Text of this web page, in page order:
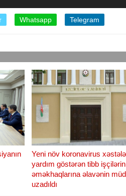
Whatsapp Telegram
Yeni növ koronavirus
yardım göstərən tibb
əməkhaqlarına əlavənin
uzadıldı